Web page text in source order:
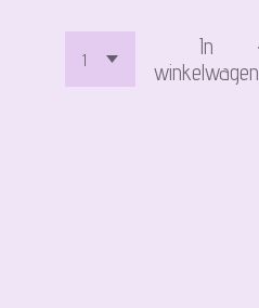
In
winkelwagen